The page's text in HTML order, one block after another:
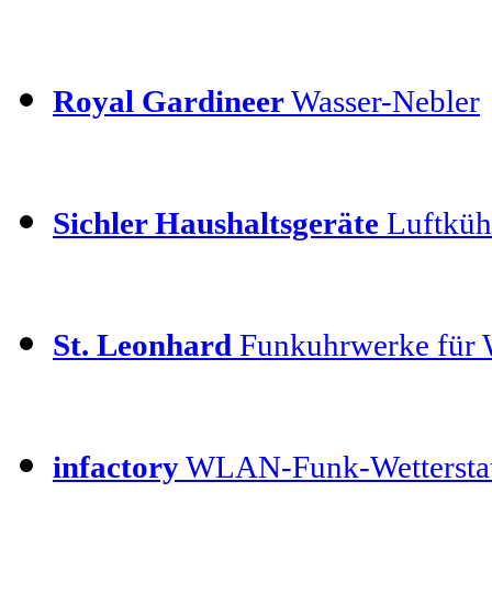
Royal GardineerWasser-Nebler
Sichler Haushaltsgeräte
St. Leonhard Funkuhrwerke für
infactoryWLAN-Funk-